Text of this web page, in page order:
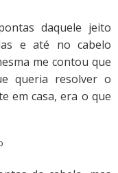
daquele jeito
e até no cabelo
me contou que
queria resolver o
em casa, era o que